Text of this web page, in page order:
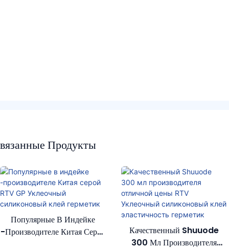
Продукты
Популярные В Индейке
-производителе Китая Серой
Качественный Shuuode
300 Мл Производителя